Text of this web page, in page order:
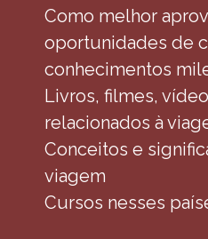
Como melhor
oportunidades de
conhecimentos
Livros, filmes,
relacionados à
Conceitos e
viagem
Cursos nesses